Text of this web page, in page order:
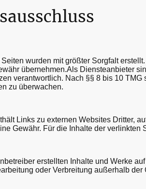
wurden mit größter Sorgfalt
übernehmen.Als Diensteanbieter
verantwortlich. Nach §§ 8 bis 10
zu überwachen.
Links zu externen Websites Dritter,
Gewähr. Für die Inhalte der
erstellten Inhalte und Werke
oder Verbreitung außerhalb